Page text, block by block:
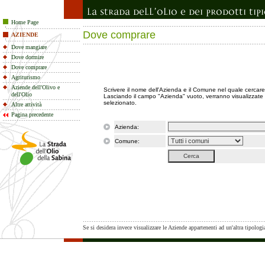
Home Page
AZIENDE
Dove mangiare
Dove dormire
Dove comprare
Agriturismo
Aziende dell'Olivo e
dell'Olio
Altre attività
Pagina precedente
Dove comprare
Scrivere il nome dell'Azienda e il Comune nel quale
Lasciando il campo "Azienda" vuoto, verranno
selezionato.
Azienda:
Comune:
Se si desidera invece visualizzare le Aziende appartenenti ad un'altra